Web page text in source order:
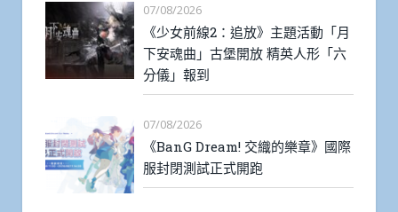
07/08/2026
《少女前線2：追放》主題活動「月
下安魂曲」古堡開放 精英人形「六
分儀」報到
07/08/2026
《BanG Dream! 交織的樂章》國際
服封閉測試正式開跑